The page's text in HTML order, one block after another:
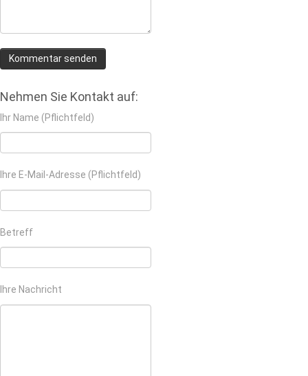
Nehmen Sie Kontakt auf:
Ihr Name (Pflichtfeld)
Ihre E-Mail-Adresse (Pflichtfeld)
Betreff
Ihre Nachricht